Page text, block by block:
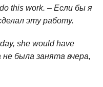
this work. – Если бы я
эту работу.
she would have
была занята вчера,